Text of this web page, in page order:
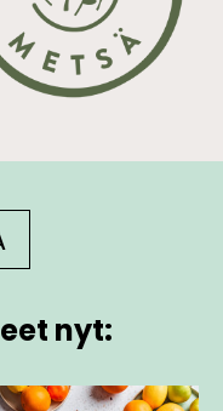
nyt: